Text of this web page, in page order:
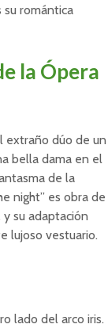
romántica
la Ópera
extraño dúo de un
bella dama en el
de la
night” es obra de
su adaptación
lujoso vestuario.
lado del arco iris.